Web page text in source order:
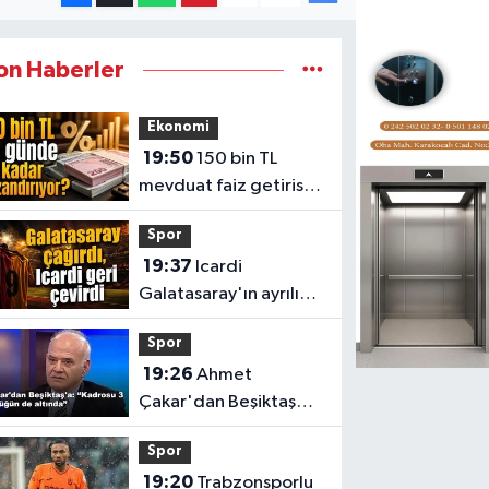
Haberler
Ekonomi
19:50150 bin TL
mevduat faiz getirisi
banka banka liste
Spor
19:37
Galatasaray'ın ayrılık
davetini kabul etmedi
Spor
19:26 Ahmet
Çakar'dan Beşiktaş
kadrosuna sert sözler
Spor
19:20